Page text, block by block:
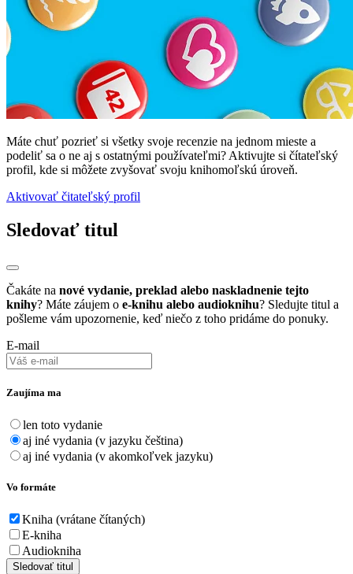
Máte chuť pozrieť si všetky svoje recenzie na jednom mieste a
podeliť sa o ne aj s ostatnými používateľmi? Aktivujte si čítateľský
profil, kde si môžete zvyšovať svoju knihomoľskú úroveň.
Aktivovať čitateľský profil
Sledovať titul
Čakáte na nové vydanie, preklad alebo naskladnenie tejto
knihy? Máte záujem o e-knihu alebo audioknihu? Sledujte titul a
pošleme vám upozornenie, keď niečo z toho pridáme do ponuky.
E-mail
Zaujíma ma
len toto vydanie
aj iné vydania (v jazyku čeština)
aj iné vydania (v akomkoľvek jazyku)
Vo formáte
Kniha (vrátane čítaných)
E-kniha
Audiokniha
Sledovať titul